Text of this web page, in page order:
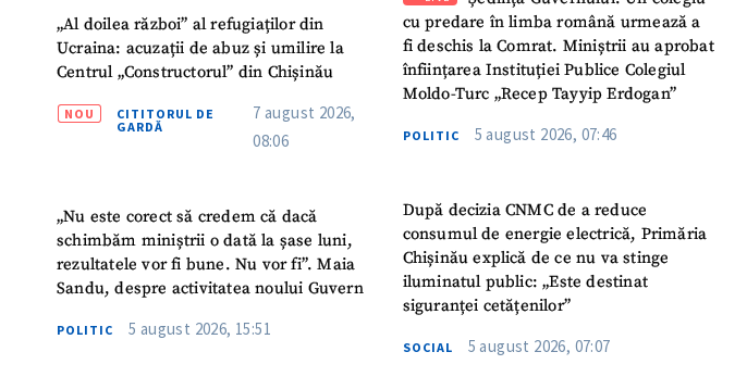
„Al doilea război” al refugiaților din
Ucraina: acuzații de abuz și umilire la
Centrul „Constructorul” din Chișinău
NOU
CITITORUL DE
GARDĂ
7 august 2026,
08:06
„Nu este corect să credem că dacă
schimbăm miniștrii o dată la șase luni,
rezultatele vor fi bune. Nu vor fi”. Maia
Sandu, despre activitatea noului Guvern
POLITIC 5 august 2026, 15:51
cu predare în limba română urmează a
fi deschis la Comrat. Miniștrii au aprobat
înființarea Instituției Publice Colegiul
Moldo-Turc „Recep Tayyip Erdogan”
POLITIC 5 august 2026, 07:46
După decizia CNMC de a reduce
consumul de energie electrică, Primăria
Chișinău explică de ce nu va stinge
iluminatul public: „Este destinat
siguranței cetățenilor”
SOCIAL 5 august 2026, 07:07